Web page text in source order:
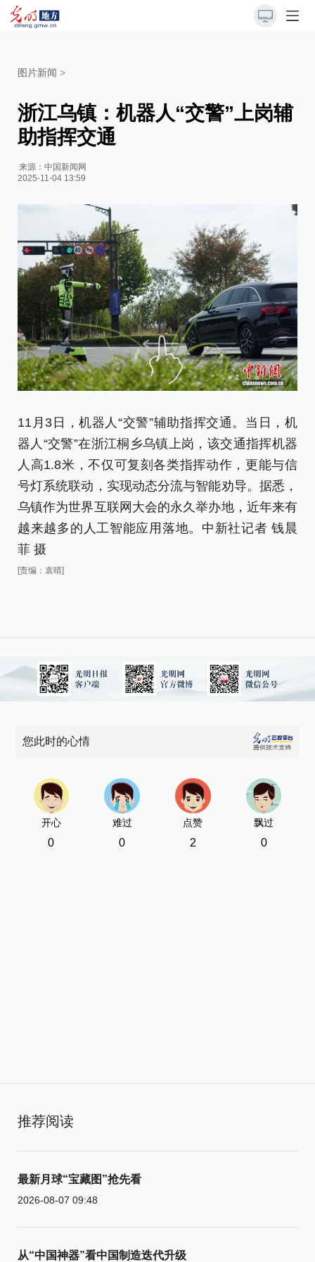
图片新闻 >
浙江乌镇：机器人“交警”上岗辅
助指挥交通
来源：中国新闻网
2025-11-04 13:59
11月3日，机器人“交警”辅助指挥交通。当日，机
器人“交警”在浙江桐乡乌镇上岗，该交通指挥机器
人高1.8米，不仅可复刻各类指挥动作，更能与信
号灯系统联动，实现动态分流与智能劝导。据悉，
乌镇作为世界互联网大会的永久举办地，近年来有
越来越多的人工智能应用落地。中新社记者 钱晨
菲 摄
[责编：袁晴]
您此时的心情
开心
0
难过
0
点赞
2
飘过
0
推荐阅读
最新月球“宝藏图”抢先看
2026-08-07 09:48
从“中国神器”看中国制造迭代升级